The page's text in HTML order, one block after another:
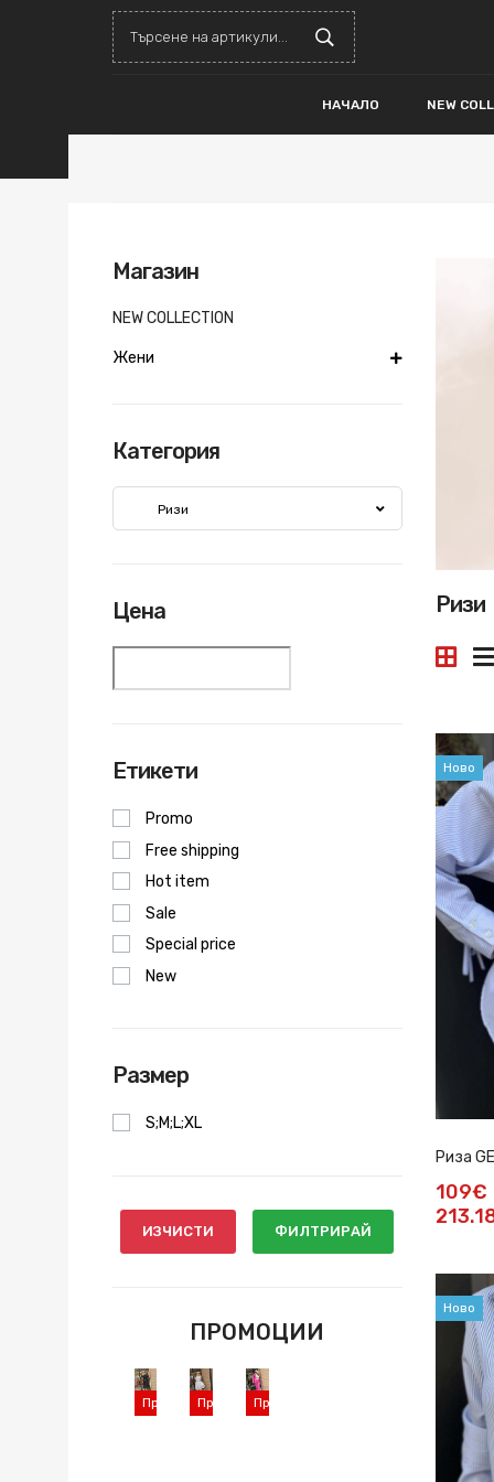
НАЧАЛО NEW
Ризи
Ново
Риза
109€
Ново
Магазин
NEW COLLECTION
Жени
Категория
Ризи
Цена
Етикети
Promo
Free shipping
Hot item
Sale
Special price
New
Размер
S;M;L;XL
ИЗЧИСТИ ФИЛТРИРАЙ
ПРОМОЦИИ
ПромоцияПромоцияПромоция